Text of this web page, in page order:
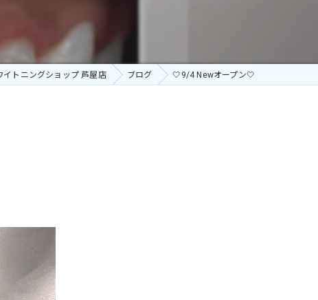
トニングショップ 芦屋店 ブログ 🤍9/4 Newオープン🤍